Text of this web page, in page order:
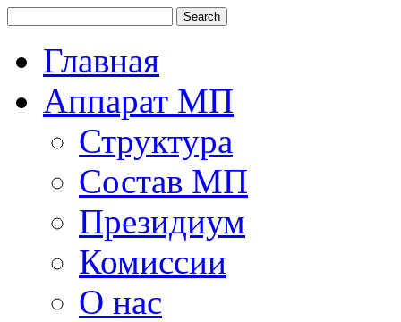
Главная
Аппарат МП
Структура
Состав МП
Президиум
Комиссии
О нас